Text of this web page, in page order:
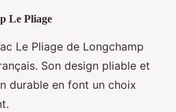
Le Pliage
Le Pliage de Longchamp
Son design pliable et
durable en font un choix